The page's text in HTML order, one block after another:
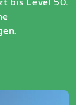
bis Level 50.